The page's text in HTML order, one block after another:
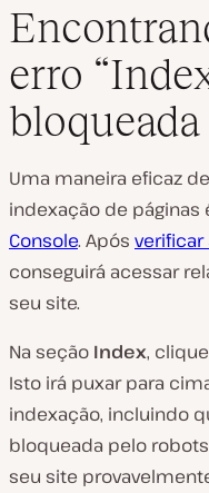
erro
Uma maneira eficaz
indexação de páginas
Console. Após
conseguirá acessar
seu site.
Na seção Index,
Isto irá puxar para
indexação, incluindo
bloqueada pelo
seu site